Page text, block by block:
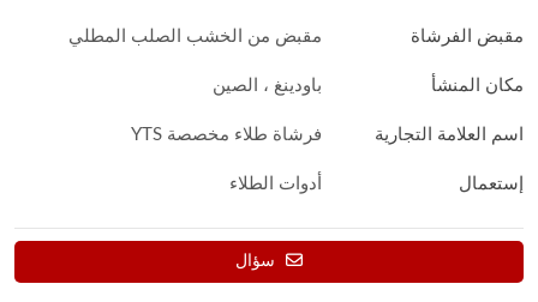
مقبض الفرشاة مقبض من الخشب الصلب المطلي
مكان المنشأ باودينغ ، الصين
اسم العلامة التجارية فرشاة طلاء مخصصة YTS
إستعمال أدوات الطلاء
سؤال